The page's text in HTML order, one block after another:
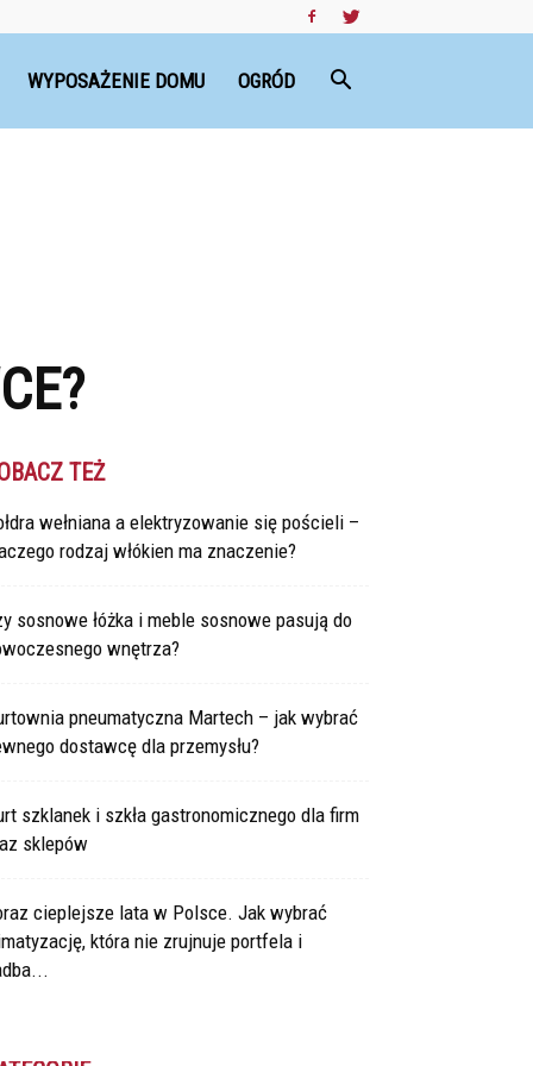
WYPOSAŻENIE DOMU OGRÓD
TEŻ
wełniana a elektryzowanie się pościeli –
rodzaj włókien ma znaczenie?
sosnowe łóżka i meble sosnowe pasują do
wnętrza?
pneumatyczna Martech – jak wybrać
dostawcę dla przemysłu?
szklanek i szkła gastronomicznego dla firm
sklepów
cieplejsze lata w Polsce. Jak wybrać
która nie zrujnuje portfela i